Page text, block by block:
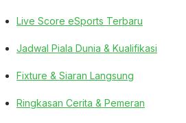
Live Score eSports Terbaru
Jadwal Piala Dunia & Kualifikasi
Fixture & Siaran Langsung
Ringkasan Cerita & Pemeran